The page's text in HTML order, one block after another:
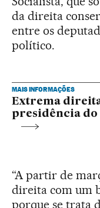
da direita
entre os
político.
MAIS INFORMAÇÕES
Extrema
presidência do
“A partir de
direita com um
porque se trata